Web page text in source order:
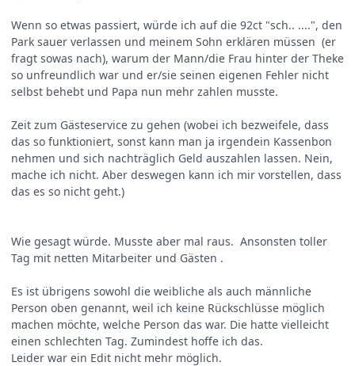
Wenn so etwas passiert, würde ich auf die 92ct "sch.. ....", den
Park sauer verlassen und meinem Sohn erklären müssen (er
fragt sowas nach), warum der Mann/die Frau hinter der Theke
so unfreundlich war und er/sie seinen eigenen Fehler nicht
selbst behebt und Papa nun mehr zahlen musste.
Zeit zum Gästeservice zu gehen (wobei ich bezweifele, dass
das so funktioniert, sonst kann man ja irgendein Kassenbon
nehmen und sich nachträglich Geld auszahlen lassen. Nein,
mache ich nicht. Aber deswegen kann ich mir vorstellen, dass
das es so nicht geht.)
Wie gesagt würde. Musste aber mal raus. Ansonsten toller
Tag mit netten Mitarbeiter und Gästen .
Es ist übrigens sowohl die weibliche als auch männliche
Person oben genannt, weil ich keine Rückschlüsse möglich
machen möchte, welche Person das war. Die hatte vielleicht
einen schlechten Tag. Zumindest hoffe ich das.
Leider war ein Edit nicht mehr möglich.